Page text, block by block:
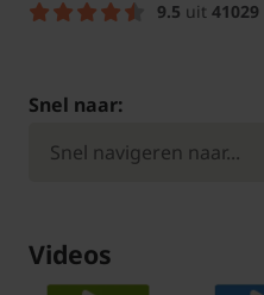
9.5 uit 41029
Snel naar:
Videos